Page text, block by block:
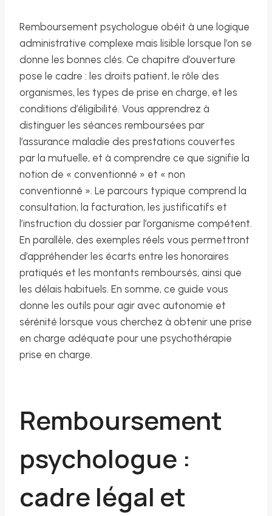
Remboursement psychologue obéit à une logique
administrative complexe mais lisible lorsque l’on se
donne les bonnes clés. Ce chapitre d’ouverture
pose le cadre : les droits patient, le rôle des
organismes, les types de prise en charge, et les
conditions d’éligibilité. Vous apprendrez à
distinguer les séances remboursées par
l’assurance maladie des prestations couvertes
par la mutuelle, et à comprendre ce que signifie la
notion de « conventionné » et « non
conventionné ». Le parcours typique comprend la
consultation, la facturation, les justificatifs et
l’instruction du dossier par l’organisme compétent.
En parallèle, des exemples réels vous permettront
d’appréhender les écarts entre les honoraires
pratiqués et les montants remboursés, ainsi que
les délais habituels. En somme, ce guide vous
donne les outils pour agir avec autonomie et
sérénité lorsque vous cherchez à obtenir une prise
en charge adéquate pour une psychothérapie
prise en charge.
Remboursement
psychologue :
cadre légal et